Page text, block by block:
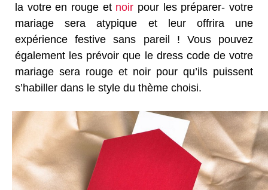
la votre en rouge et noir pour les préparer- votre
mariage sera atypique et leur offrira une
expérience festive sans pareil ! Vous pouvez
également les prévoir que le dress code de votre
mariage sera rouge et noir pour qu’ils puissent
s’habiller dans le style du thème choisi.